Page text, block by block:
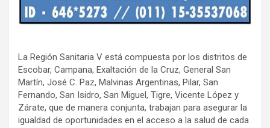
La Región Sanitaria V está compuesta por los distritos de
Escobar, Campana, Exaltación de la Cruz, General San
Martín, José C. Paz, Malvinas Argentinas, Pilar, San
Fernando, San Isidro, San Miguel, Tigre, Vicente López y
Zárate, que de manera conjunta, trabajan para asegurar la
igualdad de oportunidades en el acceso a la salud de cada